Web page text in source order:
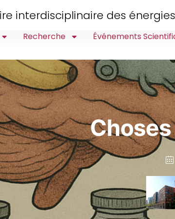
interdisciplinaire des
Recherche Événements